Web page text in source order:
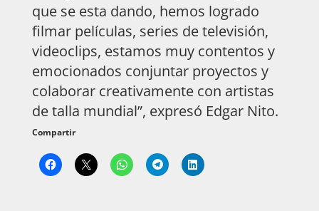
que se esta dando, hemos logrado
filmar películas, series de televisión,
videoclips, estamos muy contentos y
emocionados conjuntar proyectos y
colaborar creativamente con artistas
de talla mundial”, expresó Edgar Nito.
Compartir